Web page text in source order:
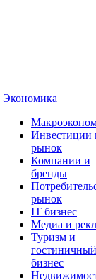
Экономика
Инвестиции
рынок
Компании и
бренды
рынок
IT бизнес
Медиа и
Туризм и
гостиничный
бизнес